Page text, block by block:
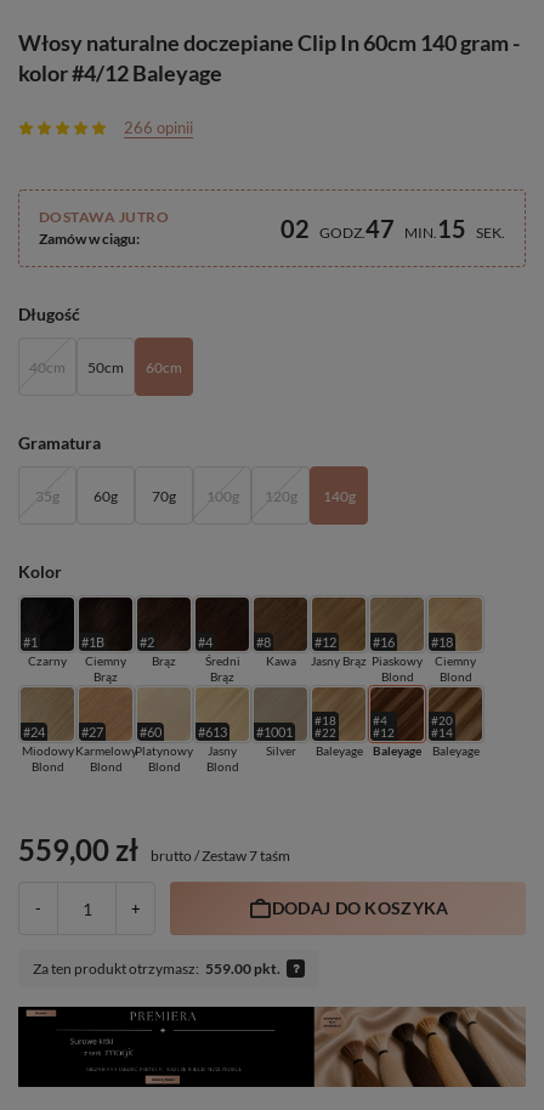
Włosy naturalne doczepiane Clip In 60cm 140 gram -
kolor #4/12 Baleyage
266 opinii
Długość
40cm 50cm 60cm
Gramatura
35g 60g 70g 100g 120g 140g
Kolor
#1
Czarny
#1B
Ciemny
Brąz
#2
Brąz
#4
Średni
Brąz
#8
Kawa
#12
Jasny Brąz
#16
Piaskowy
Blond
#18
Ciemny
Blond
#24
Miodowy
Blond
#27
Karmelowy
Blond
#60
Platynowy
Blond
#613
Jasny
Blond
#1001
Silver
#18
#22
Baleyage
#4
#12
Baleyage
#20
#14
Baleyage
DOSTAWA JUTRO
Zamów w ciągu:
02 GODZ47 MIN 15 SEK
559,00 zł brutto /Zestaw 7 taśm
- + DODAJ DO KOSZYKA
Za ten produkt otrzymasz: 559.00 pkt.